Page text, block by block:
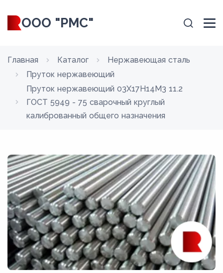
ООО "РМС"
Главная Каталог
Нержавеющая сталь
Пруток нержавеющий
Пруток нержавеющий 03Х17Н14М3 11.2
ГОСТ 5949 - 75 сварочный круглый
калиброванный общего назначения